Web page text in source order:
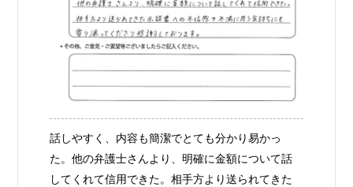
話しやすく、内容も簡潔でとても分かり易かっ
た。他の弁護士さんより、明確に金額について話
してくれて信用できた。相手方より送られてきた